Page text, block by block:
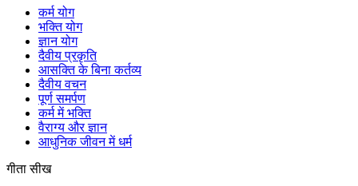
कर्म योग
भक्ति योग
ज्ञान योग
दैवीय प्रकृति
आसक्ति के बिना कर्तव्य
दैवीय वचन
पूर्ण समर्पण
कर्म में भक्ति
वैराग्य और ज्ञान
आधुनिक जीवन में धर्म
गीता सीख